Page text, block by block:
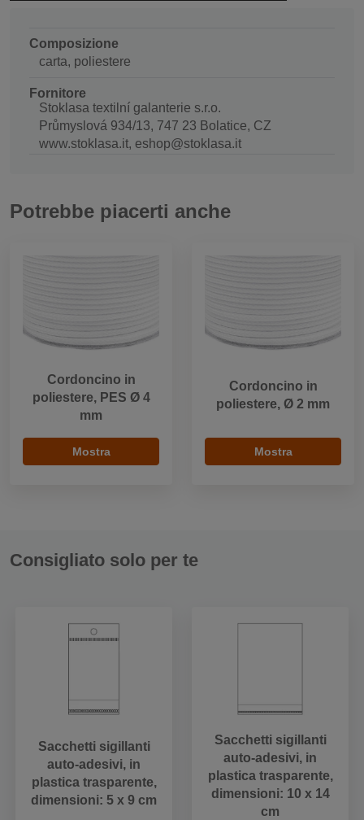
Composizione
carta, poliestere
Fornitore
Stoklasa textilní galanterie s.r.o.
Průmyslová 934/13, 747 23 Bolatice, CZ
www.stoklasa.it, eshop@stoklasa.it
Potrebbe piacerti anche
Cordoncino in
poliestere, PES Ø 4
mm
Mostra
Cordoncino in
poliestere, Ø 2 mm
Mostra
Consigliato solo per te
Sacchetti sigillanti
auto-adesivi, in
plastica trasparente,
dimensioni: 5 x 9 cm
Sacchetti sigillanti
auto-adesivi, in
plastica trasparente,
dimensioni: 10 x 14
cm